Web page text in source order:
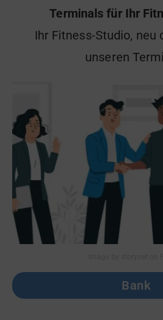
Terminals für Ihr
Ihr Fitness-Studio,
unseren
Bank